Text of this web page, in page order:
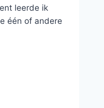
leerde ik
één of andere